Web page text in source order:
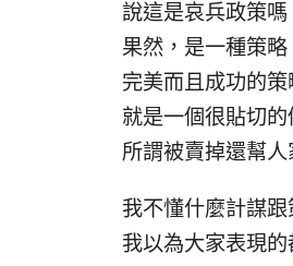
說這是哀兵政策嗎
果然，是一種策略
完美而且成功的策
就是一個很貼切的
所謂被賣掉還幫人
我不懂什麼計謀跟
我以為大家表現的